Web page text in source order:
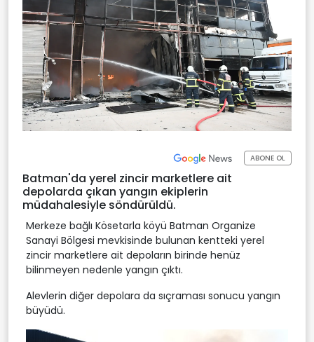
ABONE OL
Batman'da yerel zincir marketlere ait
depolarda çıkan yangın ekiplerin
müdahalesiyle söndürüldü.
Merkeze bağlı Kösetarla köyü Batman Organize
Sanayi Bölgesi mevkisinde bulunan kentteki yerel
zincir marketlere ait depoların birinde henüz
bilinmeyen nedenle yangın çıktı.
Alevlerin diğer depolara da sıçraması sonucu yangın
büyüdü.